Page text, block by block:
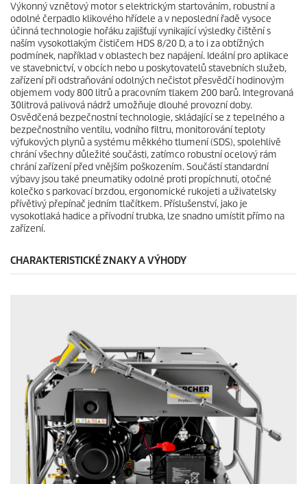
e
Výkonný vznětový motor s elektrickým startováním, robustní a
odolné čerpadlo klikového hřídele a v neposlední řadě vysoce
účinná technologie hořáku zajišťují vynikající výsledky čištění s
naším vysokotlakým čističem HDS 8/20 D, a to i za obtížných
podmínek, například v oblastech bez napájení. Ideální pro aplikace
ve stavebnictví, v obcích nebo u poskytovatelů stavebních služeb,
zařízení při odstraňování odolných nečistot přesvědčí hodinovým
objemem vody 800 litrů a pracovním tlakem 200 barů. Integrovaná
30litrová palivová nádrž umožňuje dlouhé provozní doby.
Osvědčená bezpečnostní technologie, skládající se z tepelného a
bezpečnostního ventilu, vodního filtru, monitorování teploty
výfukových plynů a systému měkkého tlumení (SDS), spolehlivě
chrání všechny důležité součásti, zatímco robustní ocelový rám
chrání zařízení před vnějším poškozením. Součástí standardní
výbavy jsou také pneumatiky odolné proti propíchnutí, otočné
kolečko s parkovací brzdou, ergonomické rukojeti a uživatelsky
přívětivý přepínač jedním tlačítkem. Příslušenství, jako je
vysokotlaká hadice a přívodní trubka, lze snadno umístit přímo na
zařízení.
CHARAKTERISTICKÉ ZNAKY A VÝHODY